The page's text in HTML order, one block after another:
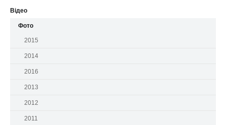
Відео
Фото
2015
2014
2016
2013
2012
2011